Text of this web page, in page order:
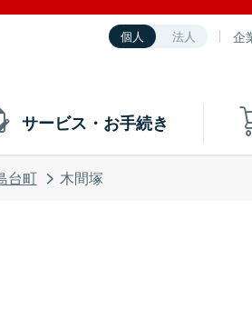
個人 法人 企
サービス・お手続き
台町 木間塚